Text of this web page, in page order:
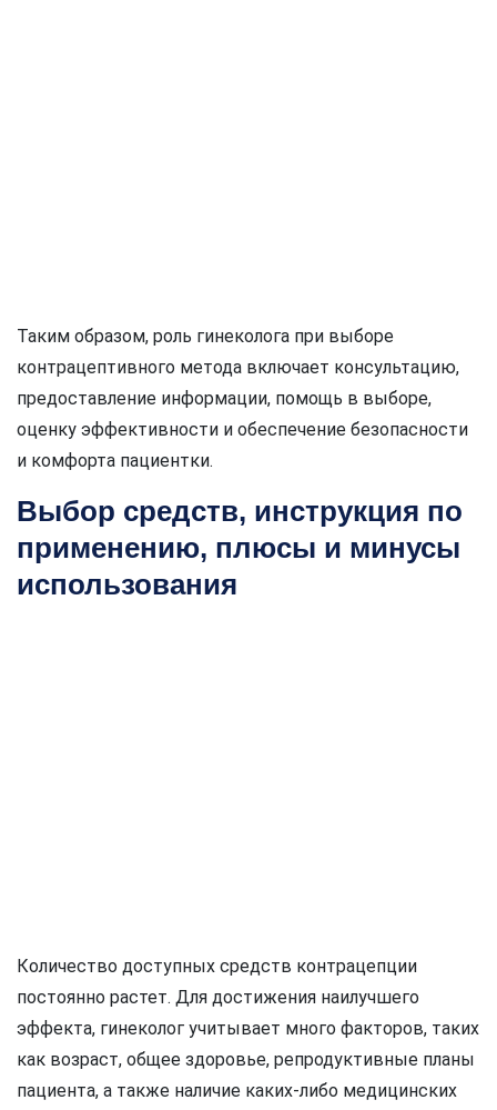
Таким образом, роль гинеколога при выборе
контрацептивного метода включает консультацию,
предоставление информации, помощь в выборе,
оценку эффективности и обеспечение безопасности
и комфорта пациентки.
Выбор средств, инструкция по
применению, плюсы и минусы
использования
Количество доступных средств контрацепции
постоянно растет. Для достижения наилучшего
эффекта, гинеколог учитывает много факторов, таких
как возраст, общее здоровье, репродуктивные планы
пациента, а также наличие каких-либо медицинских